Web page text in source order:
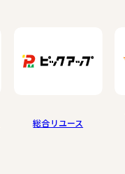
総合リユース